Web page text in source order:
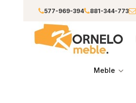
577-969-394 881-344-773
meble